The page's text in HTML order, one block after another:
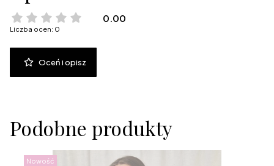
0.00
Liczba ocen: 0
Oceń i opisz
Podobne produkty
Nowość